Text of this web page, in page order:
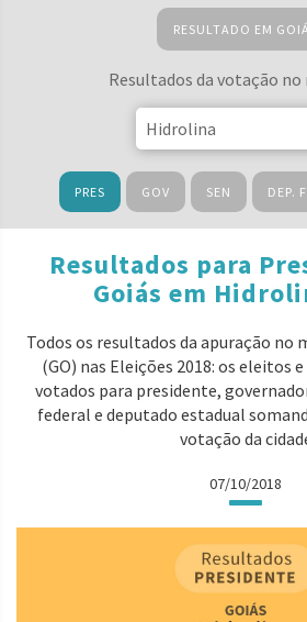
RESULTADO EM
Resultados da votação
PRES GOV SEN DEP.
Resultados para
Goiás em
Todos os resultados da apuração no
(GO) nas Eleições 2018: os eleitos
votados para presidente,
federal e deputado estadual
votação da
07/10/2018